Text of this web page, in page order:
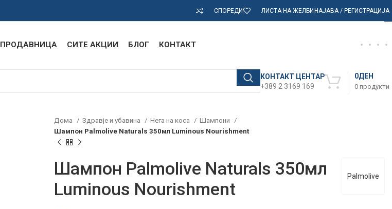
СПОРЕДИ ЛИСТА НА ЖЕЛБИНАЈАВА / РЕГИСТРАЦИЈА
ПРОДАВНИЦА СИТЕ АКЦИИ БЛОГ КОНТАКТ
КОНТАКТ ЦЕНТАР
+389 2 3169 169
0 продукти
0ДЕН
Дома Здравје и убавина Нега на коса
Шампони
Шампон Palmolive Naturals 350мл Luminous Nourishment
Palmolive
Шампон Palmolive Naturals 350мл
Luminous Nourishment